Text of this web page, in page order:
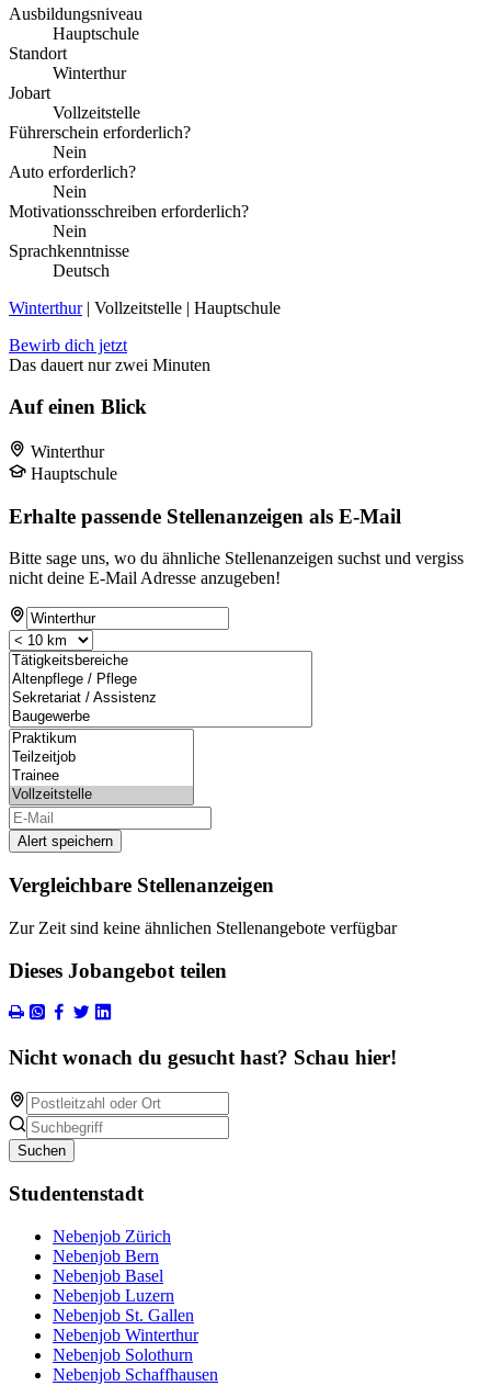
Ausbildungsniveau
Hauptschule
Standort
Winterthur
Jobart
Vollzeitstelle
Führerschein erforderlich?
Nein
Auto erforderlich?
Nein
Motivationsschreiben erforderlich?
Nein
Sprachkenntnisse
Deutsch
Winterthur| Vollzeitstelle | Hauptschule
Bewirb dich jetzt
Das dauert nur zwei Minuten
Auf einen Blick
Winterthur
Hauptschule
Erhalte passende Stellenanzeigen als E-Mail
Bitte sage uns, wo du ähnliche Stellenanzeigen suchst und vergiss
nicht deine E-Mail Adresse anzugeben!
Alert speichern
Vergleichbare Stellenanzeigen
Zur Zeit sind keine ähnlichen Stellenangebote verfügbar
Dieses Jobangebot teilen
Nicht wonach du gesucht hast? Schau hier!
Suchen
Studentenstadt
Nebenjob Zürich
Nebenjob Bern
Nebenjob Basel
Nebenjob Luzern
Nebenjob St. Gallen
Nebenjob Winterthur
Nebenjob Solothurn
Nebenjob Schaffhausen